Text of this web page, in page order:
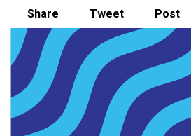
Share Tweet Post